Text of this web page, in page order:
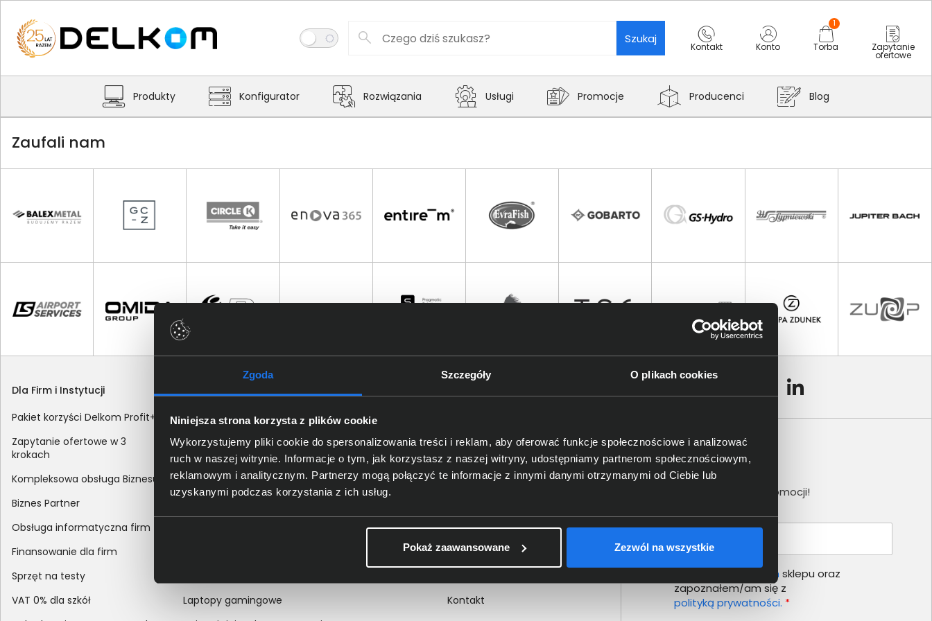
Zgoda Szczegóły O plikach cookies
Niniejsza strona korzysta z plików cookie
Wykorzystujemy pliki cookie do spersonalizowania treści i reklam, aby oferować funkcje społecznościowe i analizować
ruch w naszej witrynie. Informacje o tym, jak korzystasz z naszej witryny, udostępniamy partnerom społecznościowym,
reklamowym i analitycznym. Partnerzy mogą połączyć te informacje z innymi danymi otrzymanymi od Ciebie lub
uzyskanymi podczas korzystania z ich usług.
Pokaż zaawansowane Zezwól na wszystkie
Szukaj
Kontakt Konto
1
Torba Zapytanie
ofertowe
Produkty Konfigurator Rozwiązania Usługi Promocje Producenci Blog
Zaufali nam
Dla Firm i Instytucji
Pakiet korzyści Delkom Profit+
Zapytanie ofertowe w 3
krokach
Kompleksowa obsługa Biznesu
Biznes Partner
Obsługa informatyczna firm
Finansowanie dla firm
Sprzęt na testy
VAT 0% dla szkół
Zakupy
Sposoby dostawy
Metody płatności
Zakup z dofinansowaniem
Odroczony termin płatności
Korekta danych nabywcy na dokumencie
Laptopy gamingowe
Certyfikaty i autoryzacje
Nagrody i wyróżnienia
Polityka prywatności
wewnętrznych
Kontakt
Newsletter
Nie przegap żadnej promocji!
regulamin sklepu oraz
zapoznałem/am się z
polityką prywatności. *